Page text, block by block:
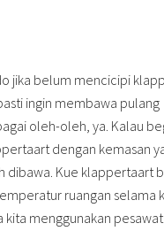
jika belum mencicipi
ingin membawa pulang
oleh-oleh, ya. Kalau
dengan kemasan
dibawa. Kue klappertaart
ruangan selama
kita menggunakan pesawat